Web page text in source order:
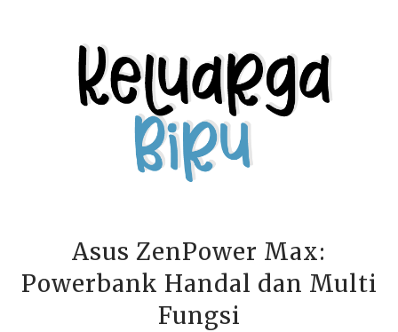
Asus ZenPower Max:
Powerbank Handal dan Multi
Fungsi